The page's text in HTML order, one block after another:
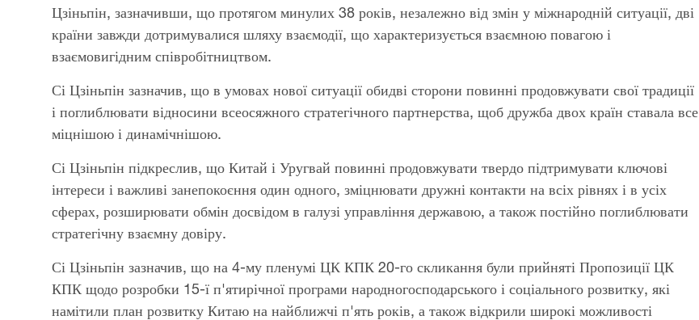
Цзіньпін, зазначивши, що протягом минулих 38 років, незалежно від змін у міжнародній ситуації, дві
країни завжди дотримувалися шляху взаємодії, що характеризується взаємною повагою і
взаємовигідним співробітництвом.
Сі Цзіньпін зазначив, що в умовах нової ситуації обидві сторони повинні продовжувати свої традиції
і поглиблювати відносини всеосяжного стратегічного партнерства, щоб дружба двох країн ставала все
міцнішою і динамічнішою.
Сі Цзіньпін підкреслив, що Китай і Уругвай повинні продовжувати твердо підтримувати ключові
інтереси і важливі занепокоєння один одного, зміцнювати дружні контакти на всіх рівнях і в усіх
сферах, розширювати обмін досвідом в галузі управління державою, а також постійно поглиблювати
стратегічну взаємну довіру.
Сі Цзіньпін зазначив, що на 4-му пленумі ЦК КПК 20-го скликання були прийняті Пропозиції ЦК
КПК щодо розробки 15-ї п'ятирічної програми народногосподарського і соціального розвитку, які
намітили план розвитку Китаю на найближчі п'ять років, а також відкрили широкі можливості